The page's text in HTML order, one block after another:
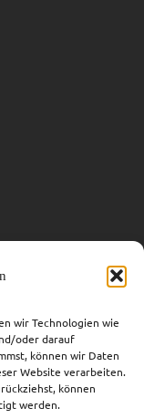
wir Technologien wie
oder darauf
können wir Daten
Website verarbeiten.
können
werden.